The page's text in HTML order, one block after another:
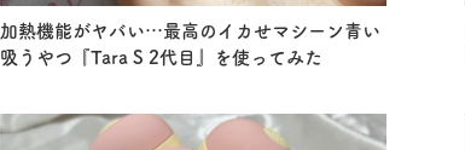
加熱機能がヤバい…最高のイカせマシーン青い
吸うやつ『Tara S 2代目』を使ってみた